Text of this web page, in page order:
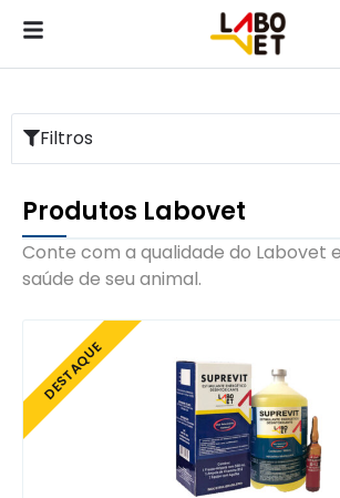
Filtros
Produtos Labovet
Conte com a qualidade do Labovet
saúde de seu animal.
DESTAQUE